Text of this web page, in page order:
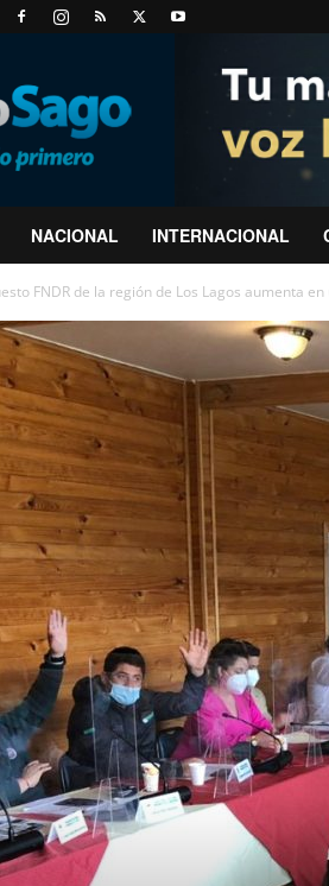
NACIONAL INTERNACIONAL
FNDR de la región de Los Lagos aumenta en